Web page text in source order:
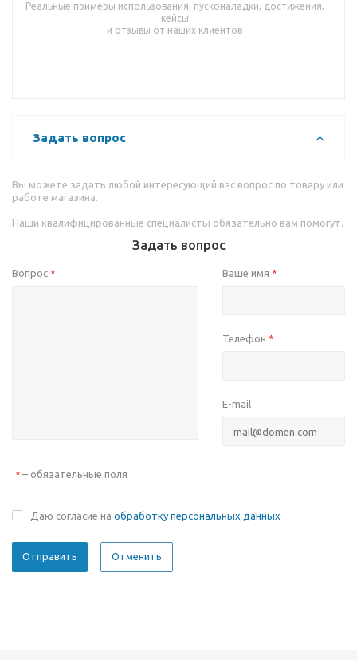
Реальные примеры использования, пусконаладки, достижения,
кейсы
и отзывы от наших клиентов
Задать вопрос
Вы можете задать любой интересующий вас вопрос по товару или
работе магазина.
Наши квалифицированные специалисты обязательно вам помогут.
Задать вопрос
Вопрос * Ваше имя *
Телефон *
E-mail
* – обязательные поля
Даю согласие на обработку персональных данных
Отменить